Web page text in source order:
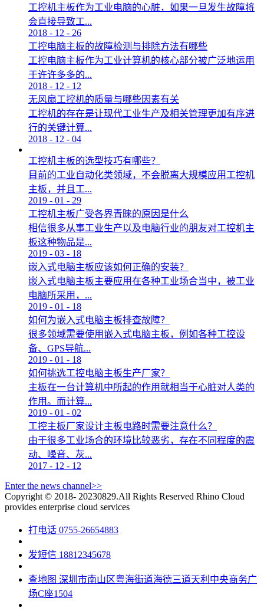
工控机主板作为工业电脑的心脏，如果一旦发生故障将
会直接导致工...
2018 - 12 - 26
工控电脑主板的故障检测与排除方法有哪些
工控电脑主板作为工业计算机的核心部分被广泛地运用
于许许多多的...
2018 - 12 - 12
无风扇工控机的质量与哪些因素有关
工控机的存在是让现代工业生产及相关管理更加有序进
行的关键计算...
2018 - 12 - 04
工控机主板的选型技巧有哪些？
目前的工业自动化类领域，不会脱离大规模应用工控机
主板，并且工...
2019 - 01 - 29
工控机主板广受各界青睐的原因是什么
相信很多从事工业生产以及电脑行业的朋友对工控机主
板这种物品是...
2019 - 03 - 18
嵌入式电脑主板应该如何正确的安装？
嵌入式电脑主板主要应用在各种工业场合当中，被工业
电脑所采用，...
2019 - 01 - 18
如何为嵌入式电脑主板排查故障？
很多领域需要使用嵌入式电脑主板，例如各种工控设
备、GPS导航...
2019 - 01 - 18
如何挑选工控电脑主板生产厂家？
主板在一台计算机中所起的作用就相当于心脏对人类的
作用。而计算...
2019 - 01 - 02
工控主板厂家设计主板电路时需要注意什么？
由于很多工业场合的环境比较恶劣，存在不同程度的震
动、噪音、灰...
2017 - 12 - 12
Enter the news channel>>
Copyright © 2018- 20230829.All Rights Reserved Rhino Cloud
provides enterprise cloud services
打电话 0755-26654883
发短信 18812345678
查地图 深圳市南山区粤海街道海德三道天利中央商务广
场C座1504